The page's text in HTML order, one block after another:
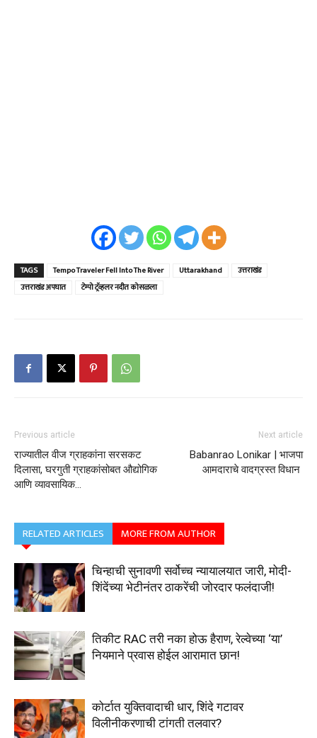
TAGS Tempo Traveler Fell Into The River Uttarakhand
उत्तराखंड
उत्तराखंड अपघात
टेम्पो ट्रॅव्हलर नदीत कोसळला
Previous article
राज्यातील वीज ग्राहकांना सरसकट
दिलासा, घरगुती ग्राहकांसोबत औद्योगिक
आणि व्यावसायिक…
Next article
Babanrao Lonikar | भाजपा
आमदाराचे वादग्रस्त विधान
RELATED ARTICLES MORE FROM AUTHOR
चिन्हाची सुनावणी सर्वोच्च न्यायालयात जारी, मोदी-
शिंदेंच्या भेटीनंतर ठाकरेंची जोरदार फलंदाजी!
तिकीट RAC तरी नका होऊ हैराण, रेल्वेच्या ‘या’
नियमाने प्रवास होईल आरामात छान!
कोर्टात युक्तिवादाची धार, शिंदे गटावर
विलीनीकरणाची टांगती तलवार?